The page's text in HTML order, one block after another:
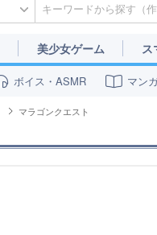
美少女ゲーム ス
ボイス・ASMR マン
マラゴンクエスト